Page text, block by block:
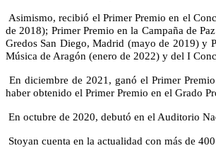
Asimismo, recibió el Primer Premio en el
de 2018); Primer Premio en la Campaña de
Gredos San Diego, Madrid (mayo de 2019) y
Música de Aragón (enero de 2022) y del I
En diciembre de 2021, ganó el Primer
haber obtenido el Primer Premio en el Grado
En octubre de 2020, debutó en el Auditorio
Stoyan cuenta en la actualidad con más de